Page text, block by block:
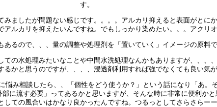
す。
ましたが問題ない感じです。。。。アルカリ抑えると表面がとに
ルカリを抑えたいんですね。でもしっかり染めたい。。。アクリ
るので、、、量の調整や処理剤を「置いていく」イメージの原料
の水処理みたいなことや中間水洗処理なんかもありますが、、、
かと思うのですが、、、、浸透剤利用すれば強でなくても良い気
悩み相談したら、、「個性をどう使うか？」という話になり「あ
に流す必要」ってあるかと思いますが、そんな時に非常に便利か
ての風合いはかなり良かったんですね。つるっとしてさらさらー